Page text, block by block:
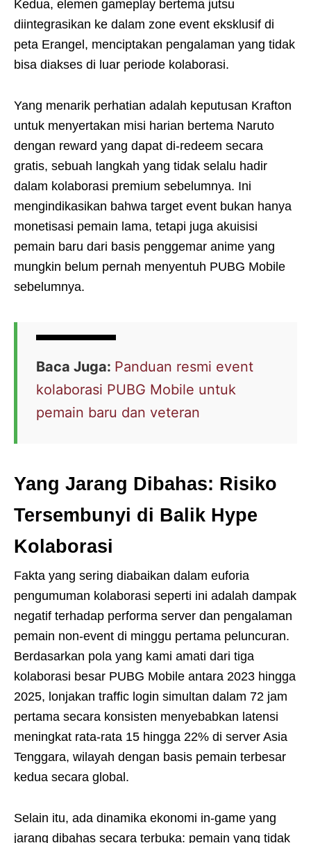
Kedua, elemen gameplay bertema jutsu
diintegrasikan ke dalam zone event eksklusif di
peta Erangel, menciptakan pengalaman yang tidak
bisa diakses di luar periode kolaborasi.
Yang menarik perhatian adalah keputusan Krafton
untuk menyertakan misi harian bertema Naruto
dengan reward yang dapat di-redeem secara
gratis, sebuah langkah yang tidak selalu hadir
dalam kolaborasi premium sebelumnya. Ini
mengindikasikan bahwa target event bukan hanya
monetisasi pemain lama, tetapi juga akuisisi
pemain baru dari basis penggemar anime yang
mungkin belum pernah menyentuh PUBG Mobile
sebelumnya.
Baca Juga: Panduan resmi event
kolaborasi PUBG Mobile untuk
pemain baru dan veteran
Yang Jarang Dibahas: Risiko
Tersembunyi di Balik Hype
Kolaborasi
Fakta yang sering diabaikan dalam euforia
pengumuman kolaborasi seperti ini adalah dampak
negatif terhadap performa server dan pengalaman
pemain non-event di minggu pertama peluncuran.
Berdasarkan pola yang kami amati dari tiga
kolaborasi besar PUBG Mobile antara 2023 hingga
2025, lonjakan traffic login simultan dalam 72 jam
pertama secara konsisten menyebabkan latensi
meningkat rata-rata 15 hingga 22% di server Asia
Tenggara, wilayah dengan basis pemain terbesar
kedua secara global.
Selain itu, ada dinamika ekonomi in-game yang
jarang dibahas secara terbuka: pemain yang tidak